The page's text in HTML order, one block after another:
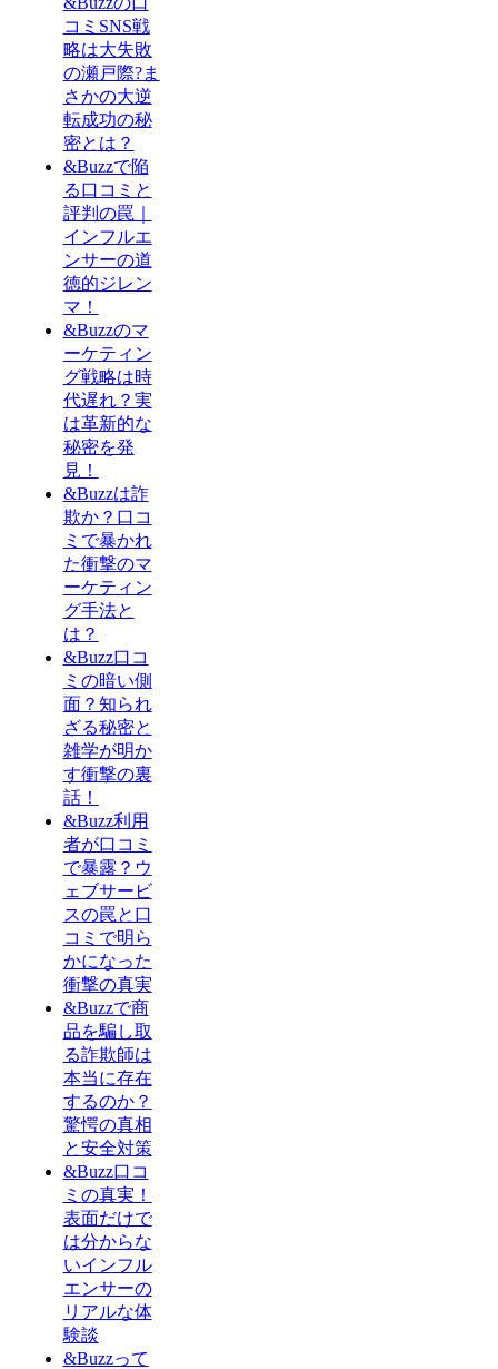
コミSNS戦
略は大失敗
の瀬戸際?ま
さかの大逆
転成功の秘
密とは？
&Buzzで陥
る口コミと
評判の罠｜
インフルエ
ンサーの道
徳的ジレン
マ！
&Buzzのマ
ーケティン
グ戦略は時
代遅れ？実
は革新的な
秘密を発
見！
&Buzzは詐
欺か？口コ
ミで暴かれ
た衝撃のマ
ーケティン
グ手法と
は？
&Buzz口コ
ミの暗い側
面？知られ
ざる秘密と
雑学が明か
す衝撃の裏
話！
&Buzz利用
者が口コミ
で暴露？ウ
ェブサービ
スの罠と口
コミで明ら
かになった
衝撃の真実
&Buzzで商
品を騙し取
る詐欺師は
本当に存在
するのか？
驚愕の真相
と安全対策
&Buzz口コ
ミの真実！
表面だけで
は分からな
いインフル
エンサーの
リアルな体
験談
&Buzzって